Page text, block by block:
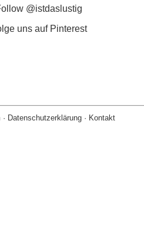
@istdaslustig
uns auf Pinterest
· Datenschutzerklärung · Kontakt